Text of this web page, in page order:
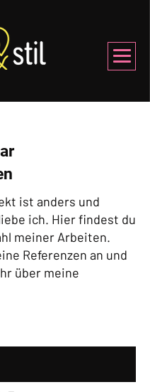
ist anders und
ich. Hier findest du
meiner Arbeiten.
Referenzen an und
über meine